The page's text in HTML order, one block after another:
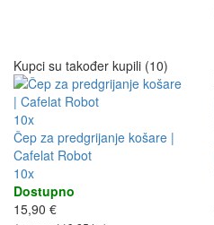
Kupci su također kupili (10)
10x
Čep za predgrijanje košare |
Cafelat Robot
10x
Dostupno
15,90 €